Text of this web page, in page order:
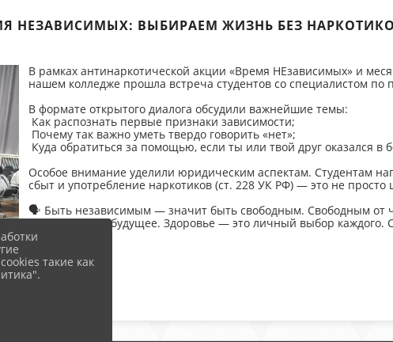
НЕЗАВИСИМЫХ: ВЫБИРАЕМ ЖИЗНЬ БЕЗ
В рамках антинаркотической акции «Время НЕзависимых» и
нашем колледже прошла встреча студентов со специалистом по
В формате открытого диалога обсудили важнейшие темы:
Как распознать первые признаки зависимости;
Почему так важно уметь твердо говорить «нет»;
Куда обратиться за помощью, если ты или твой друг оказался в
Особое внимание уделили юридическим аспектам. Студентам
сбыт и употребление наркотиков (ст. 228 УК РФ) — это не
🗣 Быть независимым — значит быть свободным. Свободным от
страха за своё будущее. Здоровье — это личный выбор каждого.
такие как